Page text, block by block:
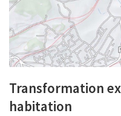
Transformation
habitation